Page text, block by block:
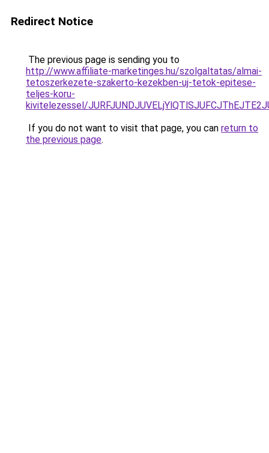
Redirect Notice
The previous page is sending you to
http://www.affiliate-marketinges.hu/szolgaltatas/almai-
tetoszerkezete-szakerto-kezekben-uj-tetok-epitese-
teljes-koru-
kivitelezessel/
If you do not want to visit that page, you can return to
the previous page.